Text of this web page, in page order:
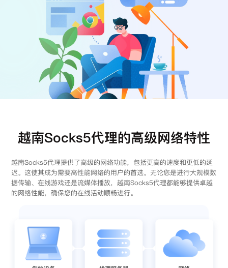
越南Socks5代理的高级网络特性
越南Socks5代理提供了高级的网络功能，包括更高的速度和更低的延
迟。这使其成为需要高性能网络的用户的首选。无论您是进行大规模数
据传输、在线游戏还是流媒体播放，越南Socks5代理都能够提供卓越
的网络性能，确保您的在线活动顺畅进行。